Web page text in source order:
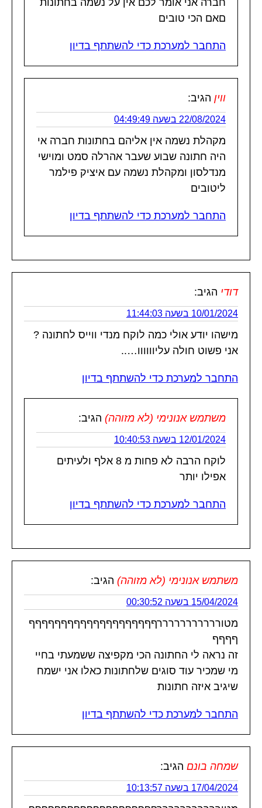
םאם הכי טובים
התחבר למערכת כדי להשתתף בדיון
ווין הגיב:
22/08/2024 בשעה 04:49:49
מקהלת נשמה אין אליהם בחתונות חברה אי
היה חתונה שבוע שעבר אהרלה סמט ומוישי
מנדלסון ומקהלת נשמה עם איציק פילמר
ליטובים
התחבר למערכת כדי להשתתף בדיון
דודי הגיב:
10/01/2024 בשעה 11:44:03
מישהו יודע אולי כמה לוקח מנדי ווייס לחתונה ?
אני פשוט חולה עליוווווו…..
התחבר למערכת כדי להשתתף בדיון
משתמש אנונימי (לא מזוהה) הגיב:
12/01/2024 בשעה 10:40:53
לוקח הרבה לא פחות מ 8 אלף ולעיתים
אפילו יותר
התחבר למערכת כדי להשתתף בדיון
משתמש אנונימי (לא מזוהה) הגיב:
15/04/2024 בשעה 00:30:52
מטורררררררררררףףףףףףףףףףףףףףףףףףףף
ףףףף
זה נראה לי החתונה הכי מקפיצה ששמעתי בחיי
מי שמכיר עוד סוגים שלחתונות כאלו אני ישמח
שיגיב איזה חתונות
התחבר למערכת כדי להשתתף בדיון
שמחה בונם הגיב:
17/04/2024 בשעה 10:13:57